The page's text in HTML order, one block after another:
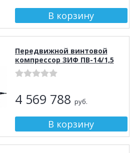
Передвижной винтовой
компрессор ЗИФ ПВ-14/1,5
4 569 788 руб.